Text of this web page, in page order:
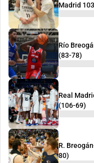
Madrid 103
Río
(83-78)
Real
(106-69)
R.
80)